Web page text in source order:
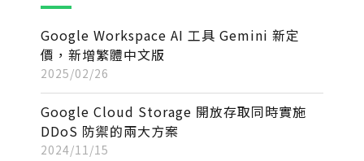
Google Workspace AI 工具 Gemini 新定
價，新增繁體中文版
2025/02/26
Google Cloud Storage 開放存取同時實施
DDoS 防禦的兩大方案
2024/11/15